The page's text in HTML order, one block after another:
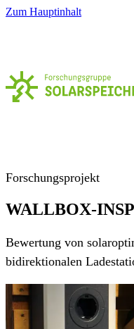
Zum Hauptinhalt
Forschungsprojekt
WALLBOX-
Bewertung von
bidirektionalen